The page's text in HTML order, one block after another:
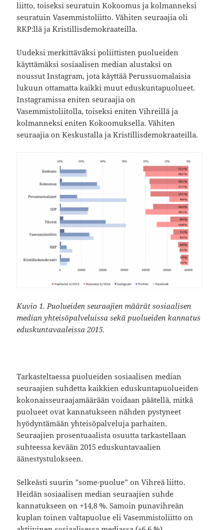
liitto, toiseksi seuratuin Kokoomus ja kolmanneksi
seuratuin Vasemmistoliitto. Vähiten seuraajia oli
RKP:llä ja Kristillisdemokraateilla.
Uudeksi merkittäväksi poliittisten puolueiden
käyttämäksi sosiaalisen median alustaksi on
noussut Instagram, jota käyttää Perussuomalaisia
lukuun ottamatta kaikki muut eduskuntapuolueet.
Instagramissa eniten seuraajia on
Vasemmistoliitolla, toiseksi eniten Vihreillä ja
kolmanneksi eniten Kokoomuksella. Vähiten
seuraajia on Keskustalla ja Kristillisdemokraateilla.
Kuvio 1. Puolueiden seuraajien määrät sosiaalisen
median yhteisöpalveluissa sekä puolueiden kannatus
eduskuntavaaleissa 2015.
Tarkasteltaessa puolueiden sosiaalisen median
seuraajien suhdetta kaikkien eduskuntapuolueiden
kokonaisseuraajamäärään voidaan päätellä, mitkä
puolueet ovat kannatukseen nähden pystyneet
hyödyntämään yhteisöpalveluja parhaiten.
Seuraajien prosentuaalista osuutta tarkastellaan
suhteessa kevään 2015 eduskuntavaalien
äänestystulokseen.
Selkeästi suurin ”some-puolue” on Vihreä liitto.
Heidän sosiaalisen median seuraajien suhde
kannatukseen on +14,8 %. Samoin punavihreän
kuplan toinen valtapuolue eli Vasemmistoliitto on